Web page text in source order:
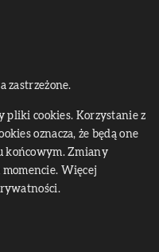
zastrzeżone.
pliki cookies. Korzystanie z
oznacza, że będą one
końcowym. Zmiany
Więcej
.